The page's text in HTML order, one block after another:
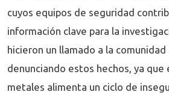
cuyos equipos de seguridad
información clave para la
hicieron un llamado a la comunidad
denunciando estos hechos, ya
metales alimenta un ciclo de